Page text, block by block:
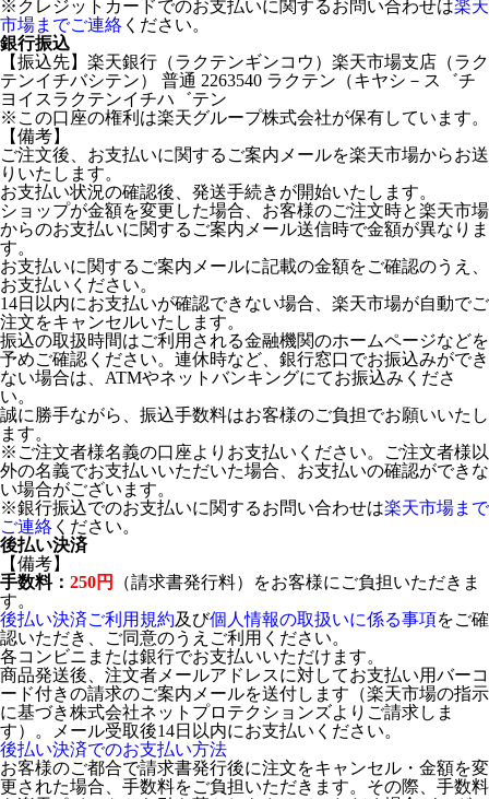
※クレジットカードでのお支払いに関するお問い合わせは楽天
市場までご連絡 ください。
銀行振込
【振込先】楽天銀行（ラクテンギンコウ）楽天市場支店（ラク
テンイチバシテン） 普通 2263540 ラクテン（キヤシ－ス゛チ
ヨイスラクテンイチハ゛テン
※この口座の権利は楽天グループ株式会社が保有しています。
【備考】
ご注文後、お支払いに関するご案内メールを楽天市場からお送
りいたします。
お支払い状況の確認後、発送手続きが開始いたします。
ショップが金額を変更した場合、お客様のご注文時と楽天市場
からのお支払いに関するご案内メール送信時で金額が異なりま
す。
お支払いに関するご案内メールに記載の金額をご確認のうえ、
お支払いください。
14日以内にお支払いが確認できない場合、楽天市場が自動でご
注文をキャンセルいたします。
振込の取扱時間はご利用される金融機関のホームページなどを
予めご確認ください。連休時など、銀行窓口でお振込みができ
ない場合は、ATMやネットバンキングにてお振込みくださ
い。
誠に勝手ながら、振込手数料はお客様のご負担でお願いいたし
ます。
※ご注文者様名義の口座よりお支払いください。ご注文者様以
外の名義でお支払いいただいた場合、お支払いの確認ができな
い場合がございます。
※銀行振込でのお支払いに関するお問い合わせは楽天市場まで
ご連絡 ください。
後払い決済
【備考】
手数料： 250円
（請求書発行料）をお客様にご負担いただきま
す。
後払い決済ご利用規約及び個人情報の取扱いに係る事項をご確
認いただき、ご同意のうえご利用ください。
各コンビニまたは銀行でお支払いいただけます。
商品発送後、注文者メールアドレスに対してお支払い用バーコ
ード付きの請求のご案内メールを送付します（楽天市場の指示
に基づき株式会社ネットプロテクションズよりご請求しま
す）。メール受取後14日以内にお支払いください。
後払い決済でのお支払い方法
お客様のご都合で請求書発行後に注文をキャンセル・金額を変
更された場合、手数料をご負担いただきます。その際、手数料